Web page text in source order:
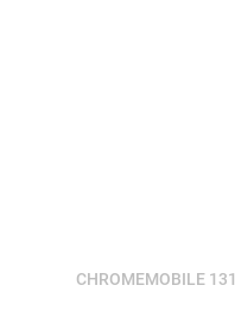
CHROMEMOBILE 131